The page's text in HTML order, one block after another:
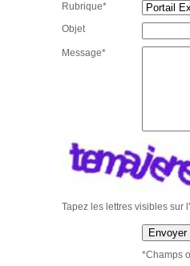
Rubrique*
Objet
Message*
Tapez les lettres visibles sur
Envoyer
*Champs